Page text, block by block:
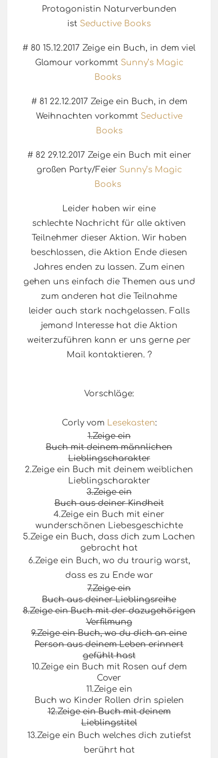
Protagonistin Naturverbunden
ist Seductive Books
# 80 15.12.2017 Zeige ein Buch, in dem viel
Glamour vorkommt Sunny’s Magic
Books
# 81 22.12.2017 Zeige ein Buch, in dem
Weihnachten vorkommt Seductive
Books
# 82 29.12.2017 Zeige ein Buch mit einer
großen Party/Feier Sunny’s Magic
Books
Leider haben wir eine
schlechte Nachricht für alle aktiven
Teilnehmer dieser Aktion. Wir haben
beschlossen, die Aktion Ende diesen
Jahres enden zu lassen. Zum einen
gehen uns einfach die Themen aus und
zum anderen hat die Teilnahme
leider auch stark nachgelassen. Falls
jemand Interesse hat die Aktion
weiterzuführen kann er uns gerne per
Mail kontaktieren. ?
Vorschläge:
Corly vom Lesekasten:
1.Zeige ein
Buch mit deinem männlichen
Lieblingscharakter
2.Zeige ein Buch mit deinem weiblichen
Lieblingscharakter
3.Zeige ein
Buch aus deiner Kindheit
4.Zeige ein Buch mit einer
wunderschönen Liebesgeschichte
5.Zeige ein Buch, dass dich zum Lachen
gebracht hat
6.Zeige ein Buch, wo du traurig warst,
dass es zu Ende war
7.Zeige ein
Buch aus deiner Lieblingsreihe
8.Zeige ein Buch mit der dazugehörigen
Verfilmung
9.Zeige ein Buch, wo du dich an eine
Person aus deinem Leben erinnert
gefühlt hast
10.Zeige ein Buch mit Rosen auf dem
Cover
11.Zeige ein
Buch wo Kinder Rollen drin spielen
12.Zeige ein Buch mit deinem
Lieblingstitel
13.Zeige ein Buch welches dich zutiefst
berührt hat